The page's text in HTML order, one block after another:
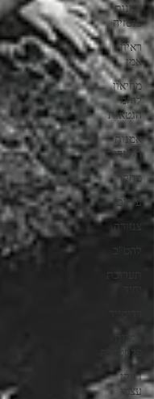
אמנות
פנטזיה
ראיון
אמן
מוזיאון
לוחמי
הגטאות
אמנות
הולנדית
מחקר
עירום
צנזורה
להט"ב
תערוכת
אמנות
פלסטינית
דיוקן
עצמי